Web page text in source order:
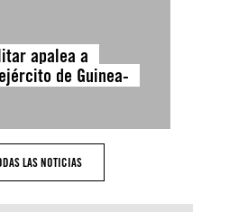
apalea a
de Guinea-
LAS NOTICIAS